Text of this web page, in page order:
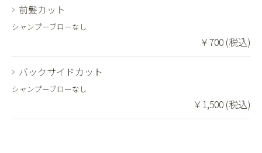
前髪カット
シャンプーブローなし
￥700 (税込)
バックサイドカット
シャンプーブローなし
￥1,500 (税込)